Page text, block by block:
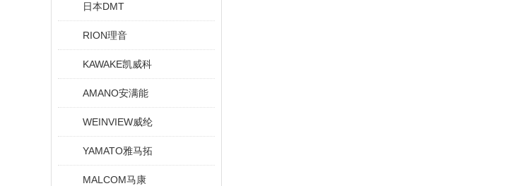
日本DMT
RION理音
KAWAKE凯威科
AMANO安满能
WEINVIEW威纶
YAMATO雅马拓
MALCOM马康